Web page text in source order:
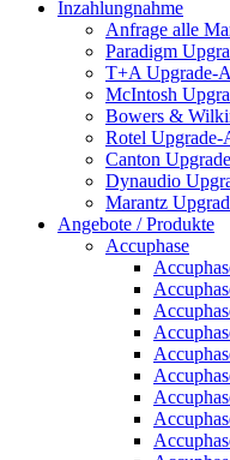
Inzahlungnahme
Anfrage alle
Paradigm
T+A Upgrade-
McIntosh
Bowers &
Rotel Upgrade-
Canton
Dynaudio
Marantz
Angebote / Produkte
Accuphase